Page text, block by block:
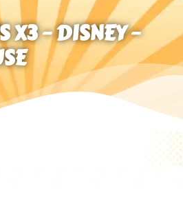
X3 – DISNEY –